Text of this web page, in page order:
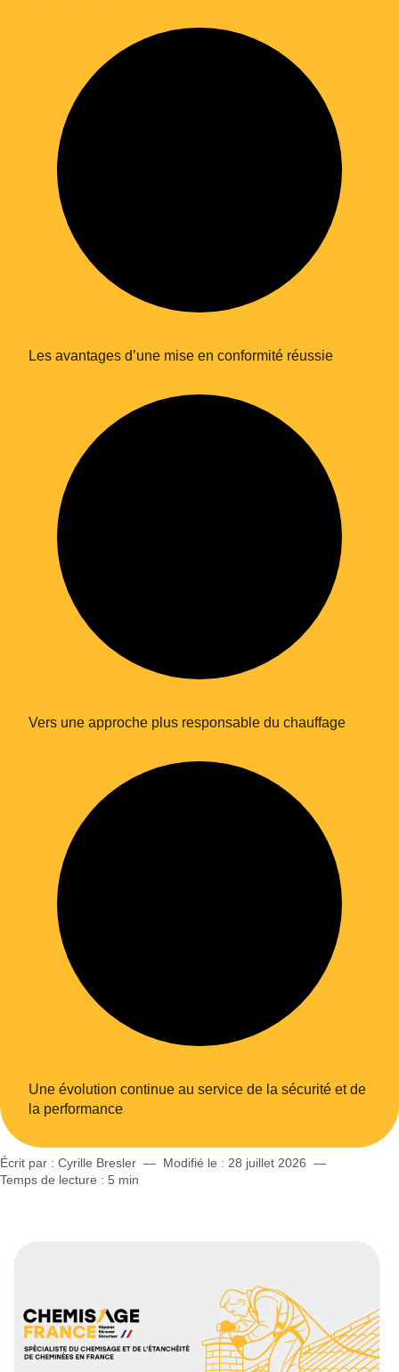
Les avantages d’une mise en conformité réussie
Vers une approche plus responsable du chauffage
Une évolution continue au service de la sécurité et de
la performance
Écrit par : Cyrille Bresler — Modifié le : 28 juillet 2026 —
Temps de lecture : 5 min